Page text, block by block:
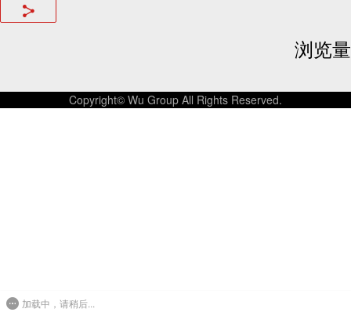
浏览量
Copyright© Wu Group All Rights Reserved.
加载中，请稍后...